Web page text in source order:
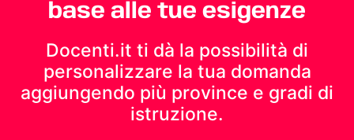
base alle tue esigenze
Docenti.it ti dà la possibilità di
personalizzare la tua domanda
aggiungendo più province e gradi di
istruzione.